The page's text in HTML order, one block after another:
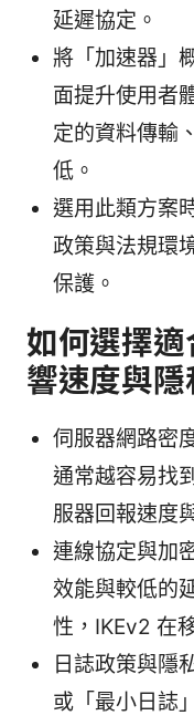
延遲協定。
將「加速器」
面提升使用者
定的資料傳輸
低。
選用此類方案
政策與法規環
保護。
如何選擇
響速度與
伺服器網路密
通常越容易找
服器回報速度
連線協定與加
效能與較低的
性，IKEv2 在
日誌政策與隱
或「最小日誌